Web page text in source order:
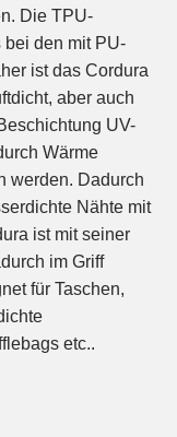
Die TPU-
bei den mit PU-
ist das Cordura
aber auch
UV-
Wärme
werden. Dadurch
Nähte mit
ist mit seiner
im Griff
für Taschen,
etc..